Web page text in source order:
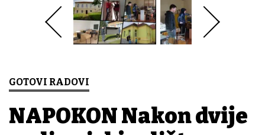
GOTOVI RADOVI
NAPOKON Nakon dvije